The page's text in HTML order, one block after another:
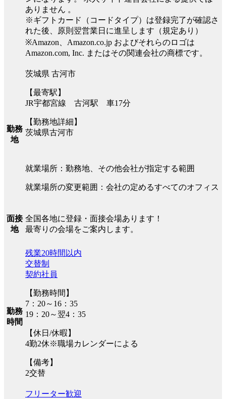
ありません 。
※ギフトカード（コードタイプ）は登録完了が確認さ
れた後、原則翌営業日に進呈します（規定あり）
※Amazon、Amazon.co.jp およびそれらのロゴは
Amazon.com, Inc. またはその関連会社の商標です。
勤務
地
茨城県 古河市
【最寄駅】
JR宇都宮線 古河駅 車17分
【勤務地詳細】
茨城県古河市
就業場所：勤務地、その他会社が指定する範囲
就業場所の変更範囲：会社の定めるすべてのオフィス
面接
地
全国各地に登録・面接会場あります！
最寄りの会場をご案内します。
勤務
時間
残業20時間以内
交替制
契約社員
【勤務時間】
7：20～16：35
19：20～翌4：35
【休日/休暇】
4勤2休※職場カレンダーによる
【備考】
2交替
フリーター歓迎